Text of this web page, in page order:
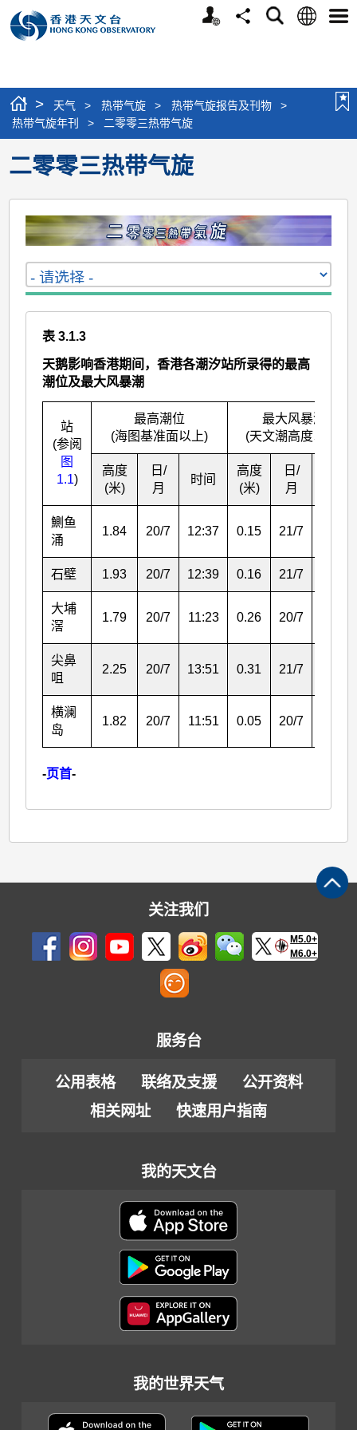
个
分
搜
语
选
> 天气 > 热带气旋 > 热带气旋报告及刊物
>
热带气旋年刊
> 二零零三热带气旋
二零零三热带气旋
表 3.1.3
天鹅影响香港期间，香港各潮汐站所录得的最高
潮位及最大风暴潮
站
(参阅
图
1.1)
最高潮位
(海图基准面以上)
最大风暴潮
(天文潮高度以上)
高度
(米)
日/
月
时间
高度
(米)
日/
月
鰂鱼
涌
1.84 20/7 12:37 0.15 21/7
石壁 1.93 20/7 12:39 0.16 21/7
大埔
滘
1.79 20/7 11:23 0.26 20/7
尖鼻
咀
2.25 20/7 13:51 0.31 21/7
横澜
岛
1.82 20/7 11:51 0.05 20/7
-页首-
关注我们
M5.0+
M6.0+
服务台
公用表格 联络及支援
公开资料
相关网址
快速用户指南
我的天文台
我的世界天气